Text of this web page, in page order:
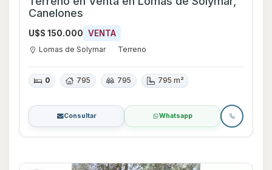
Canelones
U$S 150.000 VENTA
Lomas de Solymar Terreno
0 795 795 795 m²
Consultar Whatsapp